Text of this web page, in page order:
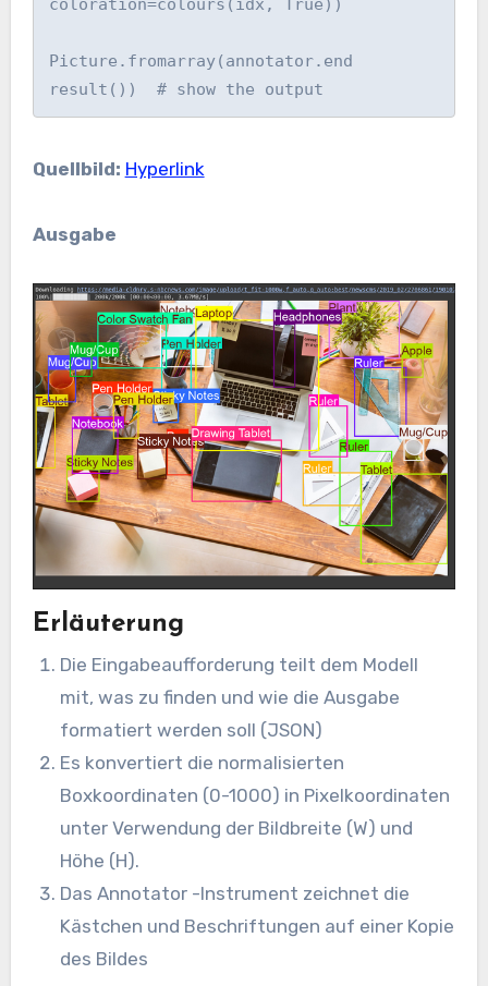
coloration=colours(idx, True))
Picture.fromarray(annotator.end
result())  # show the output
Quellbild: Hyperlink
Ausgabe
Erläuterung
Die Eingabeaufforderung teilt dem Modell
mit, was zu finden und wie die Ausgabe
formatiert werden soll (JSON)
Es konvertiert die normalisierten
Boxkoordinaten (0-1000) in Pixelkoordinaten
unter Verwendung der Bildbreite (W) und
Höhe (H).
Das Annotator -Instrument zeichnet die
Kästchen und Beschriftungen auf einer Kopie
des Bildes